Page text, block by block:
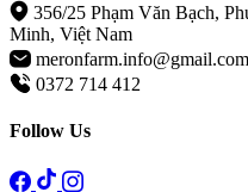
356/25 Phạm Văn Bạch,
Minh, Việt Nam
meronfarm.info@gmail.com
0372 714 412
Follow Us